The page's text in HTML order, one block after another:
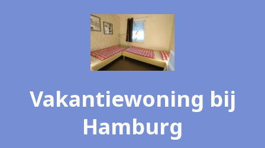
Vakantiewoning bij
Hamburg